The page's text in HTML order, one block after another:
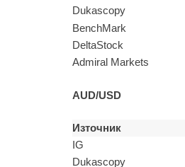
Dukascopy
BenchMark
DeltaStock
Admiral Markets
AUD/USD
Източник
IG
Dukascopy